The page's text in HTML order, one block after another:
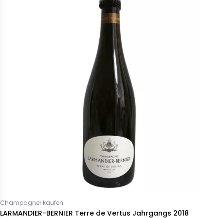
Champagner kaufen
LARMANDIER-BERNIER Terre de Vertus Jahrgangs 2018